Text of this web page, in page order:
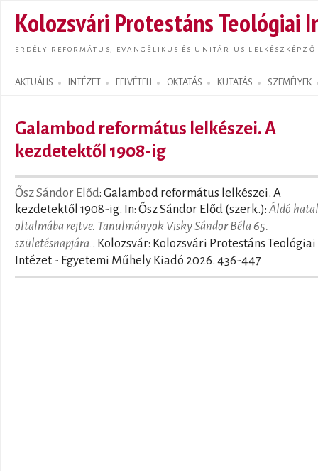
Kolozsvári Protestáns Teológiai
ERDÉLY REFORMÁTUS, EVANGÉLIKUS ÉS UNITÁRIUS LELKÉSZKÉPZŐ
AKTUÁLIS INTÉZET FELVÉTELI OKTATÁS KUTATÁS SZEMÉLYEK
Search form
Galambod református lelkészei. A
kezdetektől 1908-ig
Ősz Sándor Előd: Galambod református lelkészei. A
kezdetektől 1908-ig. In: Ősz Sándor Előd (szerk.): Áldó
oltalmába rejtve. Tanulmányok Visky Sándor Béla 65.
születésnapjára.. Kolozsvár: Kolozsvári Protestáns Teológiai
Intézet - Egyetemi Műhely Kiadó 2026. 436-447